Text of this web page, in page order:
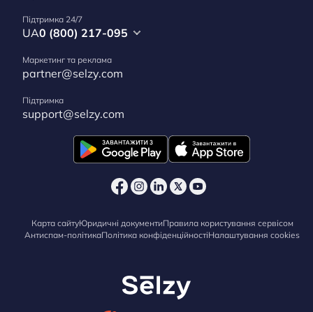
Підтримка 24/7
UA0 (800) 217-095
Маркетинг та реклама
partner@selzy.com
Підтримка
support@selzy.com
Карта сайтуЮридичні документиПравила користування сервісом
Антиспам-політикаПолітика конфіденційностіНалаштування cookies